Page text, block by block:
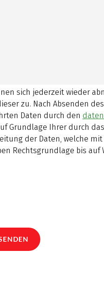
sich jederzeit wieder
zu. Nach Absenden des
Daten durch den
Grundlage Ihrer durch
der Daten, welche mit
Rechtsgrundlage bis auf